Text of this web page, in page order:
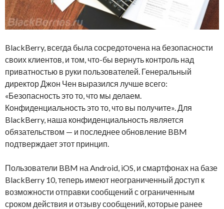
BlackBerry, всегда была сосредоточена на безопасности
своих клиентов, и том, что-бы вернуть контроль над
приватностью в руки пользователей. Генеральный
директор Джон Чен выразился лучше всего:
«Безопасность это то, что мы делаем.
Конфиденциальность это то, что вы получите». Для
BlackBerry, наша конфиденциальность является
обязательством — и последнее обновление BBM
подтверждает этот принцип.
Пользователи BBM на Android, iOS, и смартфонах на базе
BlackBerry 10, теперь имеют неограниченный доступ к
возможности отправки сообщений с ограниченным
сроком действия и отзыву сообщений, которые ранее